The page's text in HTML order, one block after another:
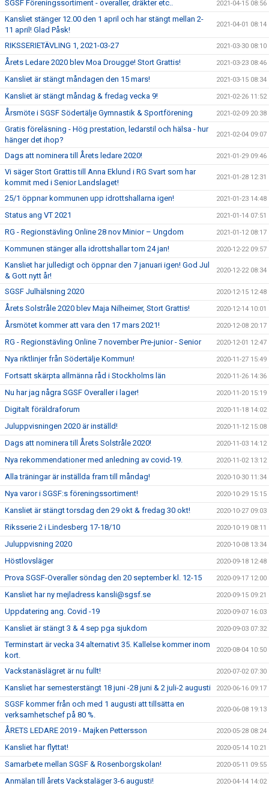
SGSF Föreningssortiment - overaller, dräkter etc.. 2021-04-15 08:56
Kansliet stänger 12.00 den 1 april och har stängt mellan 2-
11 april! Glad Påsk!
2021-04-01 08:14
RIKSSERIETÄVLING 1, 2021-03-27 2021-03-30 08:10
Årets Ledare 2020 blev Moa Drougge! Stort Grattis! 2021-03-23 08:46
Kansliet är stängt måndagen den 15 mars! 2021-03-15 08:34
Kansliet är stängt måndag & fredag vecka 9! 2021-02-26 11:52
Årsmöte i SGSF Södertälje Gymnastik & Sportförening 2021-02-09 20:38
Gratis föreläsning - Hög prestation, ledarstil och hälsa - hur
hänger det ihop?
2021-02-04 09:07
Dags att nominera till Årets ledare 2020! 2021-01-29 09:46
Vi säger Stort Grattis till Anna Eklund i RG Svart som har
kommit med i Senior Landslaget!
2021-01-28 12:31
25/1 öppnar kommunen upp idrottshallarna igen! 2021-01-23 14:48
Status ang VT 2021 2021-01-14 07:51
RG - Regionstävling Online 28 nov Minior – Ungdom 2021-01-12 08:17
Kommunen stänger alla idrottshallar tom 24 jan! 2020-12-22 09:57
Kansliet har julledigt och öppnar den 7 januari igen! God Jul
& Gott nytt år!
2020-12-22 08:34
SGSF Julhälsning 2020 2020-12-15 12:48
Årets Solstråle 2020 blev Maja Nilheimer, Stort Grattis! 2020-12-14 10:01
Årsmötet kommer att vara den 17 mars 2021! 2020-12-08 20:17
RG - Regionstävling Online 7 november Pre-junior - Senior 2020-12-01 12:47
Nya riktlinjer från Södertälje Kommun! 2020-11-27 15:49
Fortsatt skärpta allmänna råd i Stockholms län 2020-11-26 14:36
Nu har jag några SGSF Overaller i lager! 2020-11-20 15:19
Digitalt föräldraforum 2020-11-18 14:02
Juluppvisningen 2020 är inställd! 2020-11-12 15:08
Dags att nominera till Årets Solstråle 2020! 2020-11-03 14:12
Nya rekommendationer med anledning av covid-19. 2020-11-02 13:12
Alla träningar är inställda fram till måndag! 2020-10-30 11:34
Nya varor i SGSF:s föreningssortiment! 2020-10-29 15:15
Kansliet är stängt torsdag den 29 okt & fredag 30 okt! 2020-10-27 09:03
Riksserie 2 i Lindesberg 17-18/10 2020-10-19 08:11
Juluppvisning 2020 2020-10-08 13:34
Höstlovsläger 2020-09-18 12:48
Prova SGSF-Overaller söndag den 20 september kl. 12-15 2020-09-17 12:00
Kansliet har ny mejladress kansli@sgsf.se 2020-09-15 09:21
Uppdatering ang. Covid -19 2020-09-07 16:03
Kansliet är stängt 3 & 4 sep pga sjukdom 2020-09-03 07:32
Terminstart är vecka 34 alternativt 35. Kallelse kommer inom
kort.
2020-08-04 10:50
Vackstanäslägret är nu fullt! 2020-07-02 07:30
Kansliet har semesterstängt 18 juni -28 juni & 2 juli-2 augusti 2020-06-16 09:17
SGSF kommer från och med 1 augusti att tillsätta en
verksamhetschef på 80 %.
2020-06-08 19:13
ÅRETS LEDARE 2019 - Majken Pettersson 2020-05-28 08:24
Kansliet har flyttat! 2020-05-14 10:21
Samarbete mellan SGSF & Rosenborgskolan! 2020-05-11 09:55
Anmälan till årets Vackstaläger 3-6 augusti! 2020-04-14 14:02